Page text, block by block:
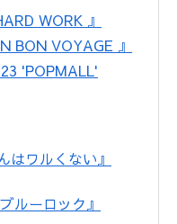
WORK 』
VOYAGE 』
'POPMALL'
ワルくない』
ーロック』